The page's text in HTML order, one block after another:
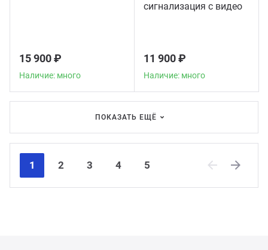
15 900 ₽
Наличие: много
сигнализация с видео
11 900 ₽
Наличие: много
ПОКАЗАТЬ ЕЩЁ
1 2 3 4
5